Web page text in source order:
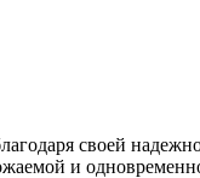
своей
и